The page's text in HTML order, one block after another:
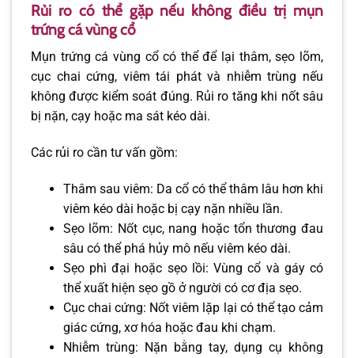
Rủi ro có thể gặp nếu không điều trị mụn
trứng cá vùng cổ
Mụn trứng cá vùng cổ có thể để lại thâm, sẹo lõm,
cục chai cứng, viêm tái phát và nhiễm trùng nếu
không được kiểm soát đúng. Rủi ro tăng khi nốt sâu
bị nặn, cạy hoặc ma sát kéo dài.
Các rủi ro cần tư vấn gồm:
Thâm sau viêm: Da cổ có thể thâm lâu hơn khi
viêm kéo dài hoặc bị cạy nặn nhiều lần.
Sẹo lõm: Nốt cục, nang hoặc tổn thương đau
sâu có thể phá hủy mô nếu viêm kéo dài.
Sẹo phì đại hoặc sẹo lồi: Vùng cổ và gáy có
thể xuất hiện sẹo gồ ở người có cơ địa sẹo.
Cục chai cứng: Nốt viêm lặp lại có thể tạo cảm
giác cứng, xơ hóa hoặc đau khi chạm.
Nhiễm trùng: Nặn bằng tay, dụng cụ không